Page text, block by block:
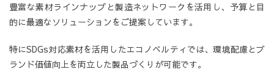
豊富な素材ラインナップと製造ネットワークを活用し、予算と目
的に最適なソリューションをご提案しています。
特にSDGs対応素材を活用したエコノベルティでは、環境配慮とブ
ランド価値向上を両立した製品づくりが可能です。